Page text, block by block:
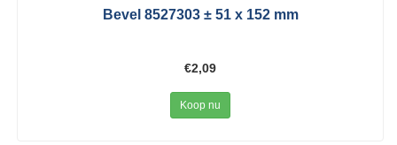
Bevel 8527303 ± 51 x 152 mm
€2,09
Koop nu